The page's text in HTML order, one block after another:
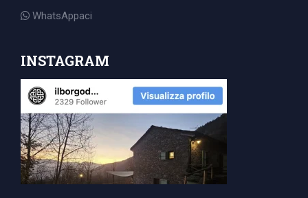
WhatsAppaci
INSTAGRAM